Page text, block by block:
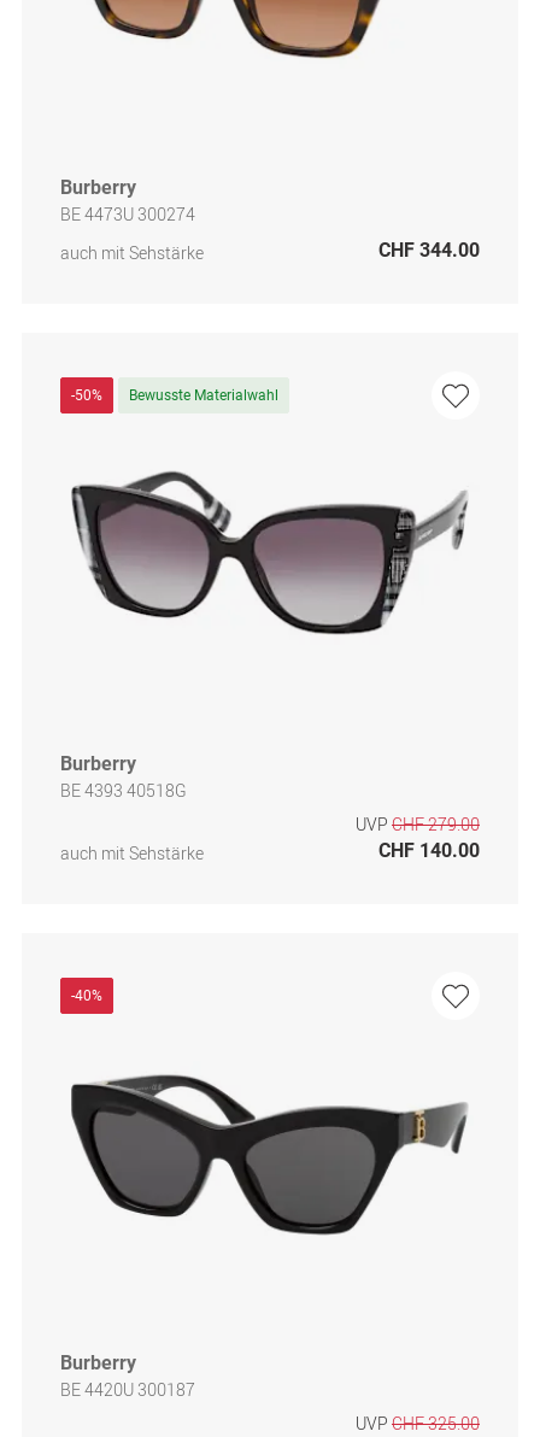
Burberry
BE 4473U 300274
auch mit Sehstärke
CHF 344.00
-50% Bewusste Materialwahl
Burberry
BE 4393 40518G
auch mit Sehstärke
UVP CHF 279.00
CHF 140.00
-40%
Burberry
BE 4420U 300187
UVP CHF 325.00